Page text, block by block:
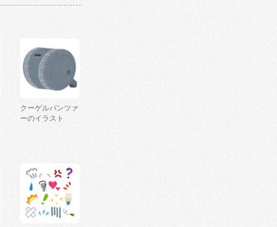
クーゲルパンツァ
ーのイラスト